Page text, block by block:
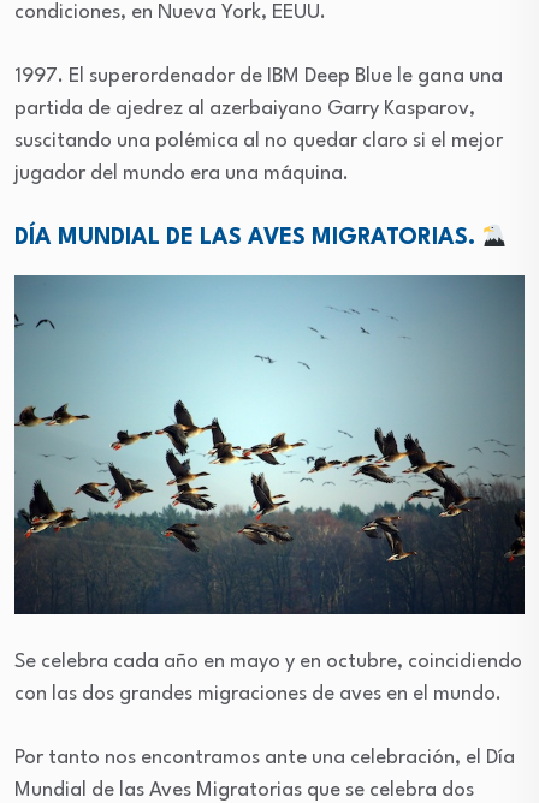
condiciones, en Nueva York, EEUU.
1997. El superordenador de IBM Deep Blue le gana una
partida de ajedrez al azerbaiyano Garry Kasparov,
suscitando una polémica al no quedar claro si el mejor
jugador del mundo era una máquina.
DÍA MUNDIAL DE LAS AVES MIGRATORIAS.
Se celebra cada año en mayo y en octubre, coincidiendo
con las dos grandes migraciones de aves en el mundo.
Por tanto nos encontramos ante una celebración, el Día
Mundial de las Aves Migratorias que se celebra dos